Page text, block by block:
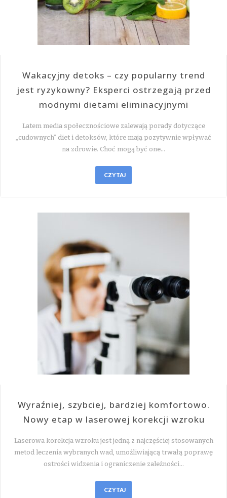
Wakacyjny detoks – czy popularny trend
jest ryzykowny? Eksperci ostrzegają przed
modnymi dietami eliminacyjnymi
Latem media społecznościowe zalewają porady dotyczące
„cudownych” diet i detoksów, które mają pozytywnie wpływać
na zdrowie. Choć mogą być one…
CZYTAJ
Wyraźniej, szybciej, bardziej komfortowo.
Nowy etap w laserowej korekcji wzroku
Laserowa korekcja wzroku jest jedną z najczęściej stosowanych
metod leczenia wybranych wad, umożliwiającą trwałą poprawę
ostrości widzenia i ograniczenie zależności…
CZYTAJ